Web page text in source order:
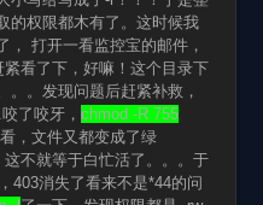
的权限都木有了。这时候我
打开一看监控宝的邮件，
看了下，好嘛！这个目录下
。。发现问题后赶紧补救，
了咬牙， chmod -R 755
，文件又都变成了绿
不就等于白忙活了。。。于
403消失了看来不是*44的问